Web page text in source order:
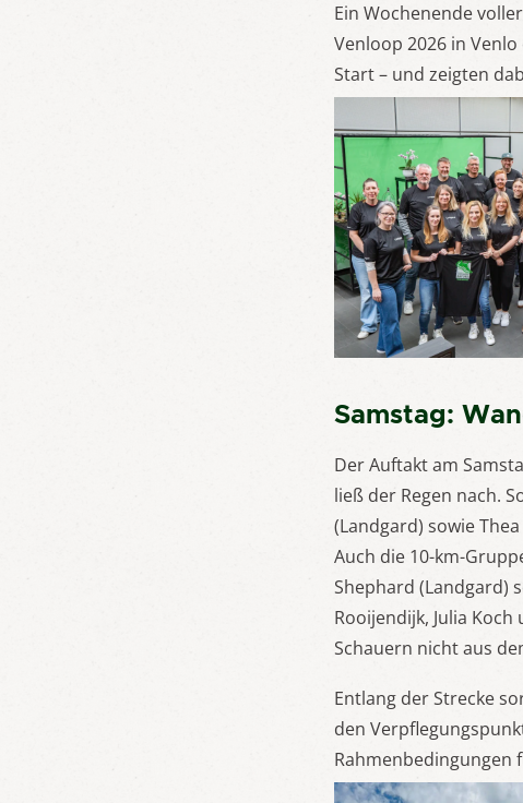
Ein Wochenende
Venloop 2026 in
Start – und zeigten
Samstag:
Der Auftakt am
ließ der Regen nach.
(Landgard) sowie
Auch die 10-km-
Shephard (Landgard)
Rooijendijk, Julia
Schauern nicht aus
Entlang der Strecke
den
Rahmenbedingungen